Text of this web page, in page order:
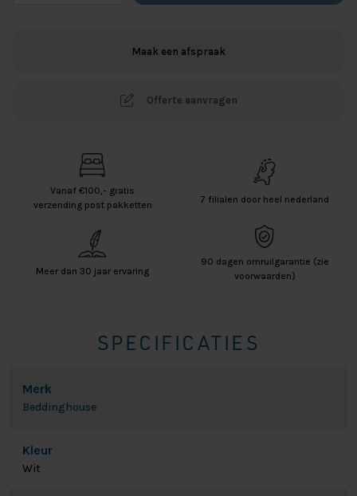
Maak een afspraak
Offerte aanvragen
Vanaf €100,- gratis
verzending post pakketten
7 filialen door heel nederland
Meer dan 30 jaar ervaring
90 dagen omruilgarantie (zie
voorwaarden)
SPECIFICATIES
Merk
Beddinghouse
Kleur
Wit